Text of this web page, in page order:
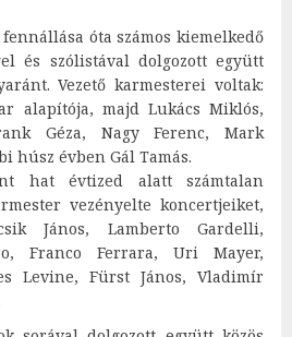
óta számos kiemelkedő
és szólistával dolgozott együtt
Vezető karmesterei voltak:
alapítója, majd Lukács Miklós,
Géza, Nagy Ferenc, Mark
húsz évben Gál Tamás.
hat évtized alatt számtalan
vezényelte koncertjeiket,
János, Lamberto Gardelli,
Franco Ferrara, Uri Mayer,
Levine, Fürst János, Vladimír